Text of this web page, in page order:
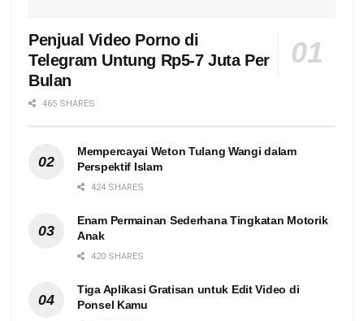
Penjual Video Porno di
Telegram Untung Rp5-7 Juta Per
Bulan
465 SHARES
Mempercayai Weton Tulang Wangi dalam
Perspektif Islam
424 SHARES
Enam Permainan Sederhana Tingkatan Motorik
Anak
420 SHARES
Tiga Aplikasi Gratisan untuk Edit Video di
Ponsel Kamu